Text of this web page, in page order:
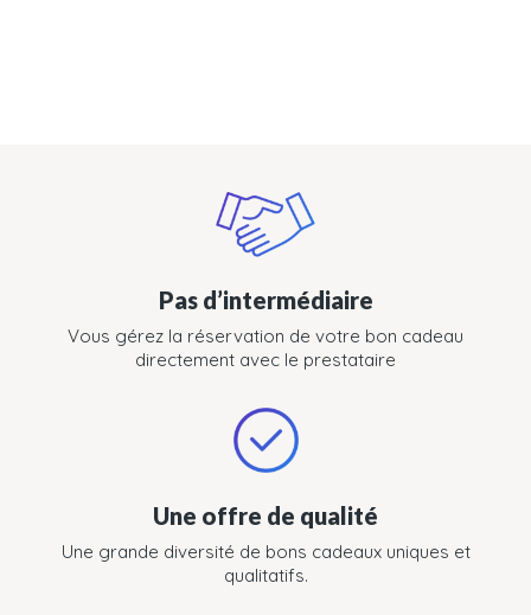
Pas d’intermédiaire
Vous gérez la réservation de votre bon cadeau
directement avec le prestataire
Une offre de qualité
Une grande diversité de bons cadeaux uniques et
qualitatifs.